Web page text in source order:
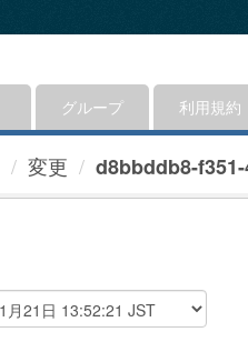
グループ 利用規約
変更 d8bbddb8-